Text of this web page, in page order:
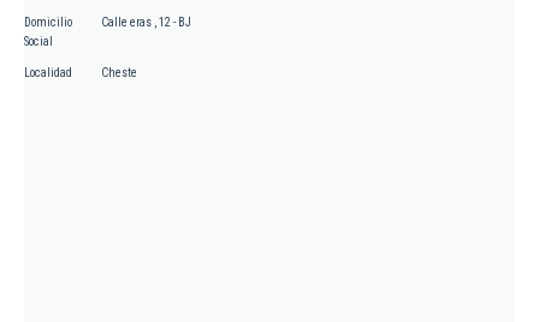
Domicilio
Social
Calle eras , 12 - BJ
Localidad Cheste